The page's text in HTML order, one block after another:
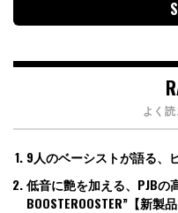
よく
9人のベーシストが語る、
低音に艶を加える、PJBの
BOOSTEROOSTER”【新製